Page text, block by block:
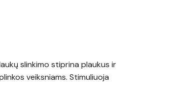
slinkimo stiprina plaukus ir
veiksniams. Stimuliuoja